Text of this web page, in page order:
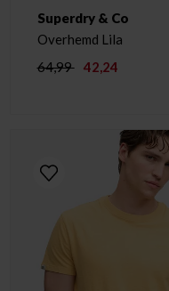
Superdry & Co
Overhemd Lila
64,99
42,24